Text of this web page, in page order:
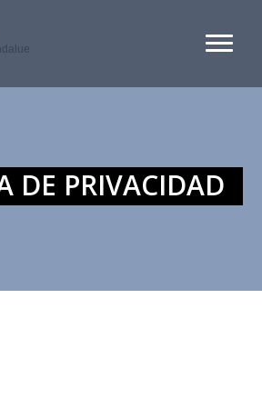
DE PRIVACIDAD